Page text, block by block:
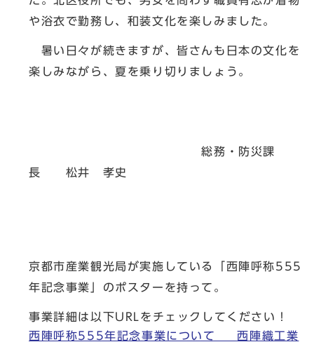
や浴衣で勤務し、和装文化を楽しみました。
暑い日々が続きますが、皆さんも日本の文化を
楽しみながら、夏を乗り切りましょう。
総務・防災課
長 松井 孝史
京都市産業観光局が実施している「西陣呼称555
年記念事業」のポスターを持って。
事業詳細は以下URLをチェックしてください！
西陣呼称555年記念事業について 西陣織工業